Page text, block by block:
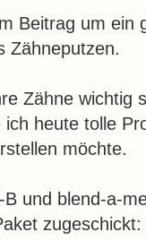
Beitrag um ein
Zähneputzen.
Zähne wichtig
heute tolle
möchte.
und blend-a-
zugeschickt: